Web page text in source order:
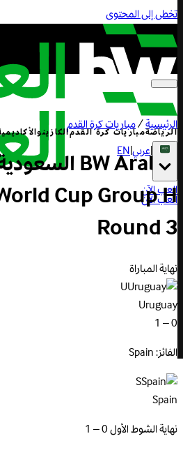
تخطى إلى المحتوى
الرياضةمباريات كرة القدمالكازينو
|عربي|
EN
العب الآن
العب الآن
الرئيسية/مباريات كرة القدم
Cup Group H
Round 3
نهاية المباراة
U
Uruguay
0 – 1
الفائز: Spain
S
Spain
نهاية الشوط الأول 0 – 1